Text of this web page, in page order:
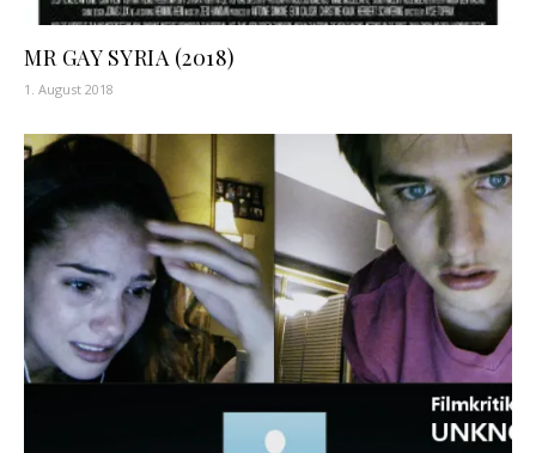
MR GAY SYRIA (2018)
1. August 2018